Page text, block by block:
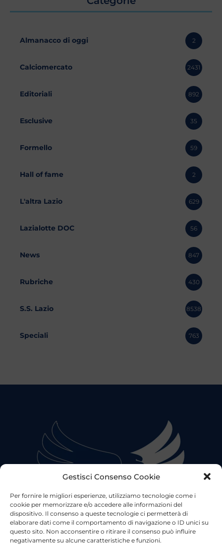
Gestisci Consenso Cookie
Per fornire le migliori esperienze, utilizziamo tecnologie come i
cookie per memorizzare e/o accedere alle informazioni del
dispositivo. Il consenso a queste tecnologie ci permetterà di
elaborare dati come il comportamento di navigazione o ID unici su
questo sito. Non acconsentire o ritirare il consenso può influire
negativamente su alcune caratteristiche e funzioni.
Almanacco di oggi 2
Calciomercato 2431
Editoriali 892
Esclusive 35
Formello 59
Hall of fame 2
L'altra Lazio 629
Lazialotte DOC 56
News 847
Rubriche 430
S.S. Lazio 8538
Speciali 763
©2023 Tutti i diritti riservatiLazio Live TV